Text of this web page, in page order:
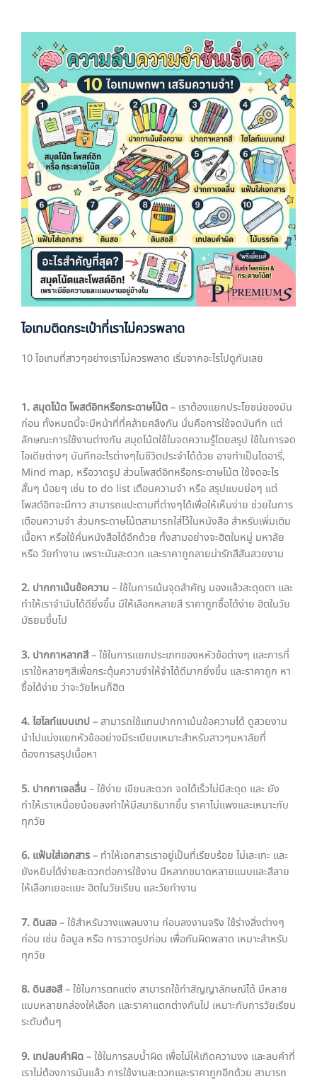
ไอเทมติดกระเป๋าที่เราไม่ควรพลาด
10 ไอเทมที่สาวๆอย่างเราไม่ควรพลาด เริ่มจากอะไรไปดูกันเลย
1. สมุดโน้ต โพสต์อิทหรือกระดาษโน้ต– เราต้องแยกประโยชน์ของมัน
ก่อน ทั้งหมดนี้จะมีหน้าที่ที่คล้ายคลึงกัน นั่นคือการใช้จดบันทึก แต่
ลักษณะการใช้งานต่างกัน สมุดโน้ตใช้ในจดความรู้โดยสรุป ใช้ในการจด
ไอเดียต่างๆ บันทึกอะไรต่างๆในชีวิตประจำได้ด้วย อาจทำเป็นไดอารี่,
Mind map, หรือวาดรูป ส่วนโพสต์อิทหรือกระดาษโน้ต ใช้จดอะไร
สั้นๆ น้อยๆ เช่น to do list เตือนความจำ หรือ สรุปแบบย่อๆ แต่
โพสต์อิทจะมีกาว สามารถแปะตามที่ต่างๆได้เพื่อให้เห็นง่าย ช่วยในการ
เตือนความจำ ส่วนกระดาษโน้ตสามารถใส่ไว้ในหนังสือ สำหรับเพิ่มเติม
เนื้อหา หรือใช้คั่นหนังสือได้อีกด้วย ทั้งสามอย่างจะฮิตในหมู่ มหาลัย
หรือ วัยทำงาน เพราะมันสะดวก และราคาถูกลายน่ารักสีสันสวยงาม
2. ปากกาเน้นข้อความ– ใช้ในการเน้นจุดสำคัญ มองแล้วสะดุดตา และ
ทำให้เราจำมันได้ดียิ่งขึ้น มีให้เลือกหลายสี ราคาถูกซื้อได้ง่าย ฮิตในวัย
มัธยมขึ้นไป
3. ปากกาหลากสี– ใช้ในการแยกประเภทของหหัวข้อต่างๆ และการที่
เราใช้หลายๆสีเพื่อกระตุ้นความจำให้จำได้ดีมากยิ่งขึ้น และราคาถูก หา
ซื้อได้ง่าย ว่าจะวัยไหนก็ฮิต
4. ไฮไลท์แบบเทป– สามารถใช้แทนปากกาเน้นข้อความได้ ดูสวยงาม
นำไปแบ่งแยกหัวข้ออย่างมีระเบียบเหมาะสำหรับสาวๆมหาลัยที่
ต้องการสรุปเนื้อหา
5. ปากกาเจลลื่น– ใช้ง่าย เขียนสะดวก จดได้เร็วไม่มีสะดุด และ ยัง
ทำให้เราเหนื่อยน้อยลงทำให้มีสมาธิมากขึ้น ราคาไม่แพงและเหมาะกับ
ทุกวัย
6. แฟ้มใส่เอกสาร– ทำให้เอกสารเราอยู่เป็นที่เรียบร้อย ไม่เละเทะ และ
ยังหยิบได้ง่ายสะดวกต่อการใช้งาน มีหลากขนาดหลายแบบและสีลาย
ให้เลือกเยอะแยะ ฮิตในวัยเรียน และวัยทำงาน
7. ดินสอ– ใช้สำหรับวางแพลนงาน ก่อนลงงานจริง ใช้ร่างสิ่งต่างๆ
ก่อน เช่น ข้อมูล หรือ การวาดรูปก่อน เพื่อกันผิดพลาด เหมาะสำหรับ
ทุกวัย
8. ดินสอสี– ใช้ในการตกแต่ง สามารถใช้ทำสัญญาลักษณ์ได้ มีหลาย
แบบหลายกล่องให้เลือก และราคาแตกต่างกันไป เหมาะกับการวัยเรียน
ระดับต้นๆ
9. เทปลบคำผิด– ใช้ในการลบน้ำผิด เพื่อไม่ให้เกิดความงง และลบคำที่
เราไม่ต้องการมันแล้ว การใช้งานสะดวกและราคาถูกอีกด้วย สามารถ